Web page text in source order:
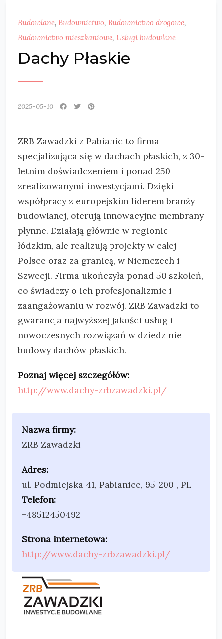
Budowlane, Budownictwo, Budownictwo drogowe,
Budownictwo mieszkaniowe, Usługi budowlane
Dachy Płaskie
2025-05-10
ZRB Zawadzki z Pabianic to firma
specjalizująca się w dachach płaskich, z 30-
letnim doświadczeniem i ponad 250
zrealizowanymi inwestycjami. Dzięki
współpracy z europejskim liderem branży
budowlanej, oferują innowacyjne membrany
płynne. Działają głównie w regionie
łódzkim, ale realizują projekty w całej
Polsce oraz za granicą, w Niemczech i
Szwecji. Firma ukończyła ponad 50 szkoleń,
co świadczy o ich profesjonalizmie i
zaangażowaniu w rozwój. ZRB Zawadzki to
gwarancja najwyższej jakości usług i
nowoczesnych rozwiązań w dziedzinie
budowy dachów płaskich.
Poznaj więcej szczegółów:
http://www.dachy-zrbzawadzki.pl/
Nazwa firmy:
ZRB Zawadzki
Adres:
ul. Podmiejska 41, Pabianice, 95-200 , PL
Telefon:
+48512450492
Strona internetowa:
http://www.dachy-zrbzawadzki.pl/